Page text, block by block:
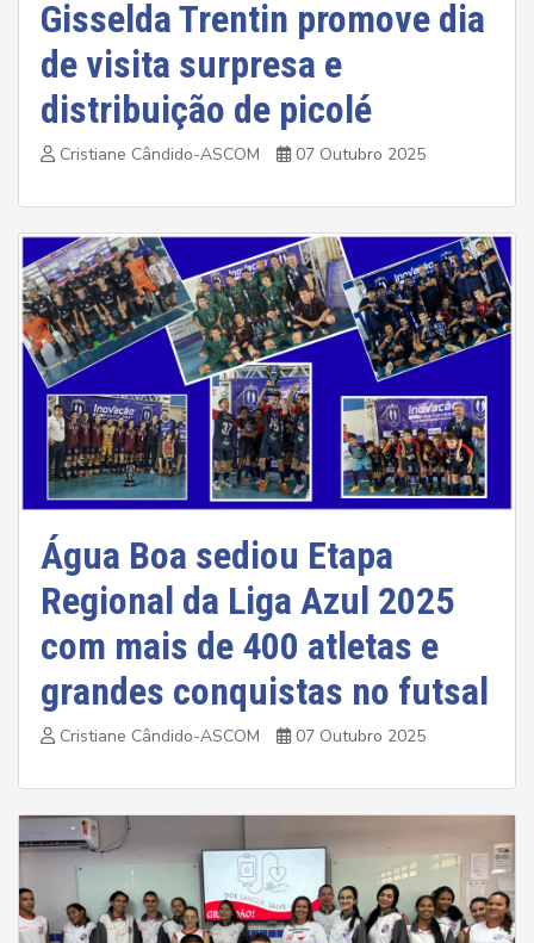
Gisselda Trentin promove dia
de visita surpresa e
distribuição de picolé
Cristiane Cândido-ASCOM 07 Outubro 2025
Água Boa sediou Etapa
Regional da Liga Azul 2025
com mais de 400 atletas e
grandes conquistas no futsal
Cristiane Cândido-ASCOM 07 Outubro 2025